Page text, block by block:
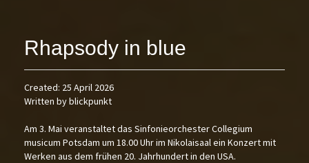
Rhapsody in blue
Created: 25 April 2026
Written by blickpunkt
Am 3. Mai veranstaltet das Sinfonieorchester Collegium
musicum Potsdam um 18.00 Uhr im Nikolaisaal ein Konzert mit
Werken aus dem frühen 20. Jahrhundert in den USA.